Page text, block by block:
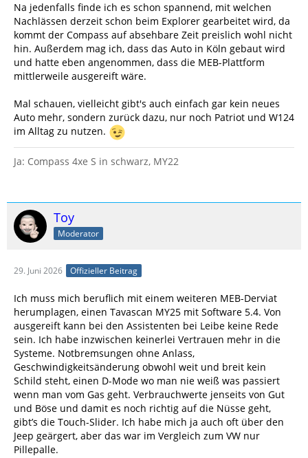
Na jedenfalls finde ich es schon spannend, mit welchen
Nachlässen derzeit schon beim Explorer gearbeitet wird, da
kommt der Compass auf absehbare Zeit preislich wohl nicht
hin. Außerdem mag ich, dass das Auto in Köln gebaut wird
und hatte eben angenommen, dass die MEB-Plattform
mittlerweile ausgereift wäre.
Mal schauen, vielleicht gibt's auch einfach gar kein neues
Auto mehr, sondern zurück dazu, nur noch Patriot und W124
im Alltag zu nutzen.
Ja: Compass 4xe S in schwarz, MY22
Toy
Moderator
29. Juni 2026 Offizieller Beitrag
Ich muss mich beruflich mit einem weiteren MEB-Derviat
herumplagen, einen Tavascan MY25 mit Software 5.4. Von
ausgereift kann bei den Assistenten bei Leibe keine Rede
sein. Ich habe inzwischen keinerlei Vertrauen mehr in die
Systeme. Notbremsungen ohne Anlass,
Geschwindigkeitsänderung obwohl weit und breit kein
Schild steht, einen D-Mode wo man nie weiß was passiert
wenn man vom Gas geht. Verbrauchwerte jenseits von Gut
und Böse und damit es noch richtig auf die Nüsse geht,
gibt’s die Touch-Slider. Ich habe mich ja auch oft über den
Jeep geärgert, aber das war im Vergleich zum VW nur
Pillepalle.